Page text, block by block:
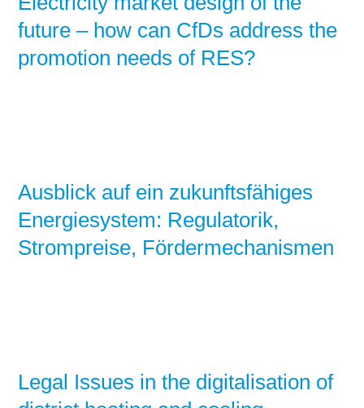
future – how can CfDs address the
promotion needs of RES?
Ausblick auf ein zukunftsfähiges
Energiesystem: Regulatorik,
Strompreise, Fördermechanismen
Legal Issues in the digitalisation of